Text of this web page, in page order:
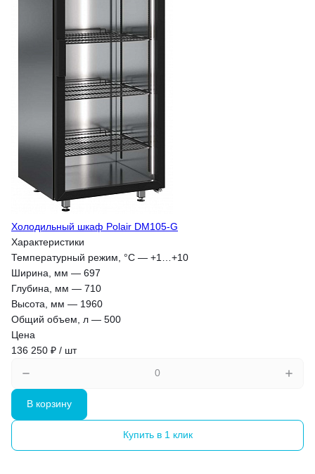
Холодильный шкаф Polair DM105-G
Характеристики
Температурный режим, °С — +1…+10
Ширина, мм — 697
Глубина, мм — 710
Высота, мм — 1960
Общий объем, л — 500
Цена
136 250 ₽ / шт
В корзину
Купить в 1 клик